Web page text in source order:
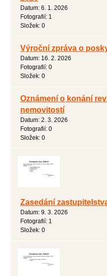
Datum: 6. 1. 2026
Fotografií: 1
Složek: 0
Výroční zpráva o
Datum: 16. 2. 2026
Fotografií: 0
Složek: 0
Oznámení o konání
nemovitostí
Datum: 2. 3. 2026
Fotografií: 0
Složek: 0
Zasedání
Datum: 9. 3. 2026
Fotografií: 1
Složek: 0